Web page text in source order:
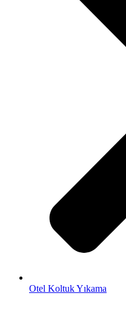
Otel Koltuk Yıkama